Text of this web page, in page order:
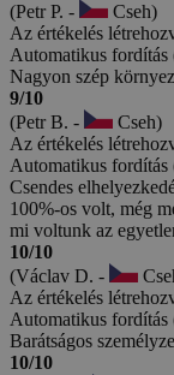
(Petr P. -
Cseh)
Az értékelés
Automatikus fordítás
Nagyon szép
9/10
(Petr B. -
Cseh)
Az értékelés
Automatikus fordítás
Csendes
100%-os volt, még
mi voltunk az
10/10
(Václav D. -
Az értékelés
Automatikus fordítás
Barátságos
10/10